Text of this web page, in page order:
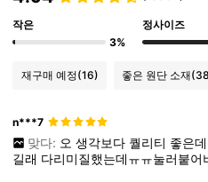
작은
3%
정사이즈
재구매 예정(16) 좋은 원단 소재
n***7
맞다: 오 생각보다 퀄리티 좋은데
길래 다리미질했는데ㅠㅠ눌러붙어